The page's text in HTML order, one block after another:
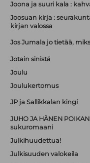
Joona ja suuri kala :
Joosuan kirja :
kirjan valossa
Jos Jumala jo tietää,
Jotain sinistä
Joulu
Joulukertomus
JP ja Sallikkalan kingi
JUHO JA HÄNEN
sukuromaani
Julkihuudettua!
Julkisuuden valokeila